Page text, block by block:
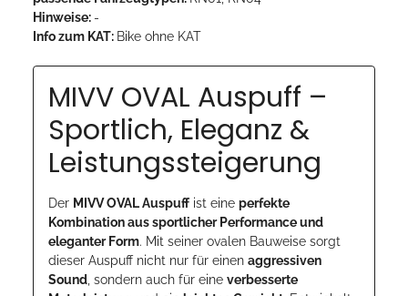
Hinweise: -
Info zum KAT: Bike ohne KAT
MIVV OVAL Auspuff –
Sportlich, Eleganz &
Leistungssteigerung
Der MIVV OVAL Auspuff ist eine perfekte
Kombination aus sportlicher Performance und
eleganter Form. Mit seiner ovalen Bauweise sorgt
dieser Auspuff nicht nur für einen aggressiven
Sound , sondern auch für eine verbesserte